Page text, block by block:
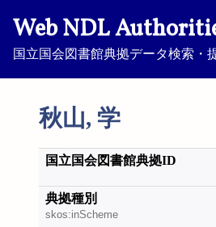
Web NDL
国立国会図書館典拠データ検索・
秋山, 学
国立国会図書館典拠ID
典拠種別
skos:inScheme